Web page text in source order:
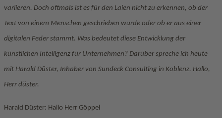
variieren. Doch oftmals ist es für den Laien nicht zu erkennen, ob der
Text von einem Menschen geschrieben wurde oder ob er aus einer
digitalen Feder stammt. Was bedeutet diese Entwicklung der
künstlichen Intelligenz für Unternehmen? Darüber spreche ich heute
mit Harald Düster, Inhaber von Sundeck Consulting in Koblenz. Hallo,
Herr düster.
Harald Düster: Hallo Herr Göppel